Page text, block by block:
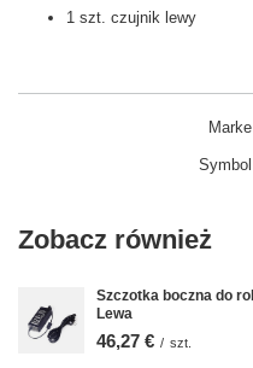
1 szt. czujnik lewy
Marke
Symbol
Zobacz również
Szczotka boczna do
Lewa
46,27 € / szt.